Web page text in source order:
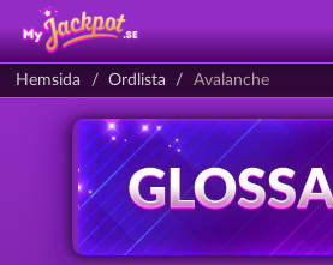
Hemsida Ordlista Avalanche